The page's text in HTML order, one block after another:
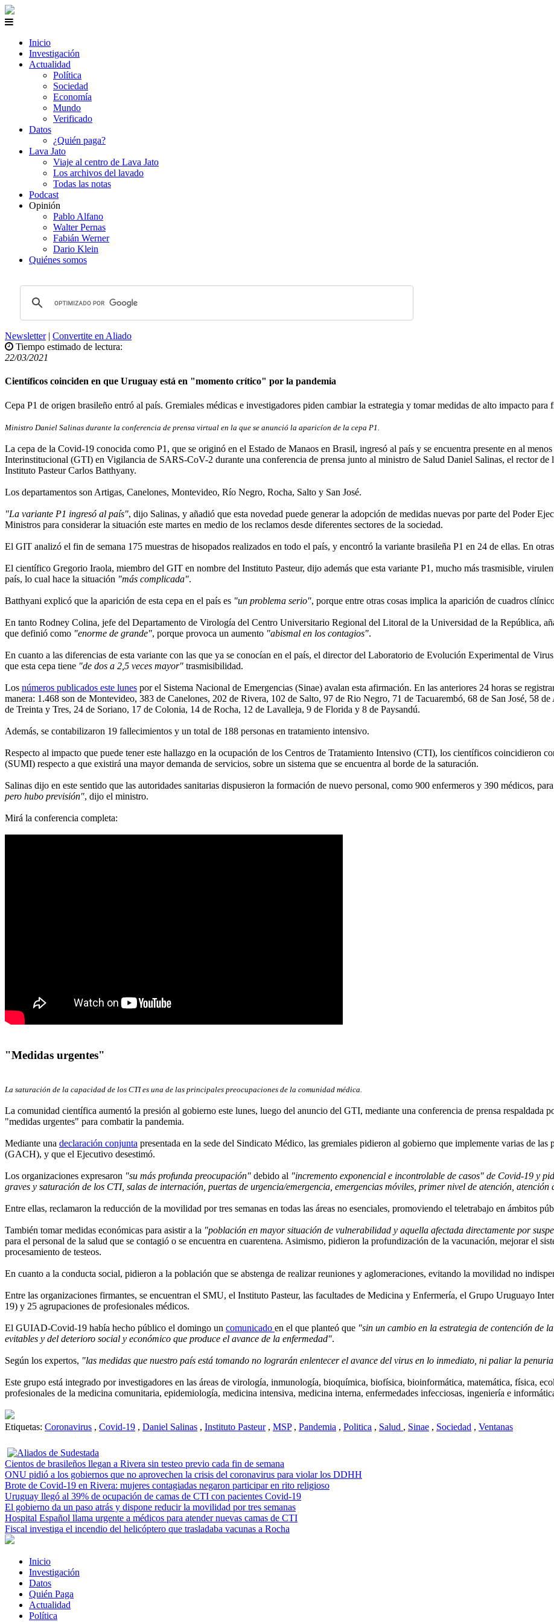
Inicio
Investigación
Actualidad
Política
Sociedad
Economía
Mundo
Verificado
Datos
¿Quién paga?
Lava Jato
Viaje al centro de Lava Jato
Los archivos del lavado
Todas las notas
Podcast
Opinión
Pablo Alfano
Walter Pernas
Fabián Werner
Dario Klein
Quiénes somos
Newsletter| Convertite en Aliado
Tiempo estimado de lectura:
22/03/2021
Científicos coinciden en que Uruguay está en "momento crítico" por la pandemia
Cepa P1 de origen brasileño entró al país. Gremiales médicas e investigadores piden cambiar la estrategia y tomar medidas de alto impacto para
Ministro Daniel Salinas durante la conferencia de prensa virtual en la que se anunció la aparicíon de la cepa P1.
La cepa de la Covid-19 conocida como P1, que se originó en el Estado de Manaos en Brasil, ingresó al país y se encuentra presente en al
Interinstitucional (GTI) en Vigilancia de SARS-CoV-2 durante una conferencia de prensa junto al ministro de Salud Daniel Salinas, el rector
Instituto Pasteur Carlos Batthyany.
Los departamentos son Artigas, Canelones, Montevideo, Río Negro, Rocha, Salto y San José.
"La variante P1 ingresó al país", dijo Salinas, y añadió que esta novedad puede generar la adopción de medidas nuevas por parte del Poder
Ministros para considerar la situación este martes en medio de los reclamos desde diferentes sectores de la sociedad.
El GIT analizó el fin de semana 175 muestras de hisopados realizados en todo el país, y encontró la variante brasileña P1 en 24 de ellas. En
El científico Gregorio Iraola, miembro del GIT en nombre del Instituto Pasteur, dijo además que esta variante P1, mucho más trasmisible,
país, lo cual hace la situación "más complicada".
Batthyani explicó que la aparición de esta cepa en el país es "un problema serio", porque entre otras cosas implica la aparición de cuadros
En tanto Rodney Colina, jefe del Departamento de Virología del Centro Universitario Regional del Litoral de la Universidad de la República,
que definió como "enorme de grande", porque provoca un aumento "abismal en los contagios".
En cuanto a las diferencias de esta variante con las que ya se conocían en el país, el director del Laboratorio de Evolución Experimental de
que esta cepa tiene "de dos a 2,5 veces mayor" trasmisibilidad.
Los números publicados este lunes por el Sistema Nacional de Emergencias (Sinae) avalan esta afirmación. En las anteriores 24 horas se
manera: 1.468 son de Montevideo, 383 de Canelones, 202 de Rivera, 102 de Salto, 97 de Rio Negro, 71 de Tacuarembó, 68 de San José, 58
de Treinta y Tres, 24 de Soriano, 17 de Colonia, 14 de Rocha, 12 de Lavalleja, 9 de Florida y 8 de Paysandú.
Además, se contabilizaron 19 fallecimientos y un total de 188 personas en tratamiento intensivo.
Respecto al impacto que puede tener este hallazgo en la ocupación de los Centros de Tratamiento Intensivo (CTI), los científicos coincidieron
(SUMI) respecto a que existirá una mayor demanda de servicios, sobre un sistema que se encuentra al borde de la saturación.
Salinas dijo en este sentido que las autoridades sanitarias dispusieron la formación de nuevo personal, como 900 enfermeros y 390 médicos,
pero hubo previsión", dijo el ministro.
Mirá la conferencia completa:
"Medidas urgentes"
La saturación de la capacidad de los CTI es una de las principales preocupaciones de la comunidad médica.
La comunidad científica aumentó la presión al gobierno este lunes, luego del anuncio del GTI, mediante una conferencia de prensa respaldada
"medidas urgentes" para combatir la pandemia.
Mediante una declaración conjunta presentada en la sede del Sindicato Médico, las gremiales pidieron al gobierno que implemente varias de
(GACH), y que el Ejecutivo desestimó.
Los organizaciones expresaron "su más profunda preocupación" debido al "incremento exponencial e incontrolable de casos" de Covid-19 y
graves y saturación de los CTI, salas de internación, puertas de urgencia/emergencia, emergencias móviles, primer nivel de atención,
Entre ellas, reclamaron la reducción de la movilidad por tres semanas en todas las áreas no esenciales, promoviendo el teletrabajo en ámbitos
También tomar medidas económicas para asistir a la "población en mayor situación de vulnerabilidad y aquella afectada directamente por
para el personal de la salud que se contagió o se encuentra en cuarentena. Asimismo, pidieron la profundización de la vacunación, mejorar el
procesamiento de testeos.
En cuanto a la conducta social, pidieron a la población que se abstenga de realizar reuniones y aglomeraciones, evitando la movilidad no
Entre las organizaciones firmantes, se encuentran el SMU, el Instituto Pasteur, las facultades de Medicina y Enfermería, el Grupo Uruguayo
19) y 25 agrupaciones de profesionales médicos.
El GUIAD-Covid-19 había hecho público el domingo un comunicado en el que planteó que "sin un cambio en la estrategia de contención de
evitables y del deterioro social y económico que produce el avance de la enfermedad".
Según los expertos, "las medidas que nuestro país está tomando no lograrán enlentecer el avance del virus en lo inmediato, ni paliar la
Este grupo está integrado por investigadores en las áreas de virología, inmunología, bioquímica, biofísica, bioinformática, matemática, física,
profesionales de la medicina comunitaria, epidemiología, medicina intensiva, medicina interna, enfermedades infecciosas, ingeniería e
Etiquetas: Coronavirus , Covid-19 , Daniel Salinas , Instituto Pasteur , MSP , Pandemia , Politica , Salud , Sinae , Sociedad , Ventanas
Cientos de brasileños llegan a Rivera sin testeo previo cada fin de semana
ONU pidió a los gobiernos que no aprovechen la crisis del coronavirus para violar los DDHH
Brote de Covid-19 en Rivera: mujeres contagiadas negaron participar en rito religioso
Uruguay llegó al 39% de ocupación de camas de CTI con pacientes Covid-19
El gobierno da un paso atrás y dispone reducir la movilidad por tres semanas
Hospital Español llama urgente a médicos para atender nuevas camas de CTI
Fiscal investiga el incendio del helicóptero que trasladaba vacunas a Rocha
Inicio
Investigación
Datos
Quién Paga
Actualidad
Política